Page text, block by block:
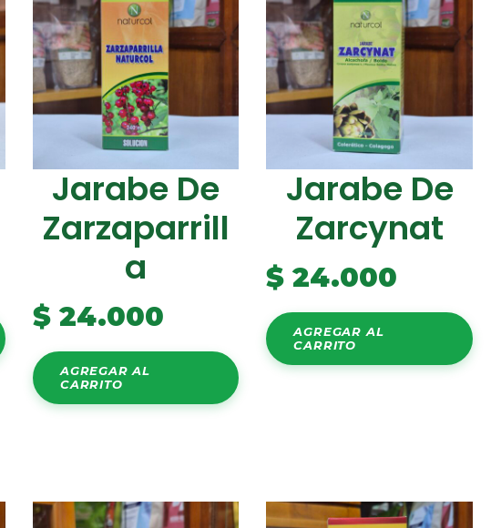
Jarabe De
Zarzaparrill
A
$ 24.000
AGREGAR AL
CARRITO
Jarabe De
Zarcynat
$ 24.000
AGREGAR AL
CARRITO